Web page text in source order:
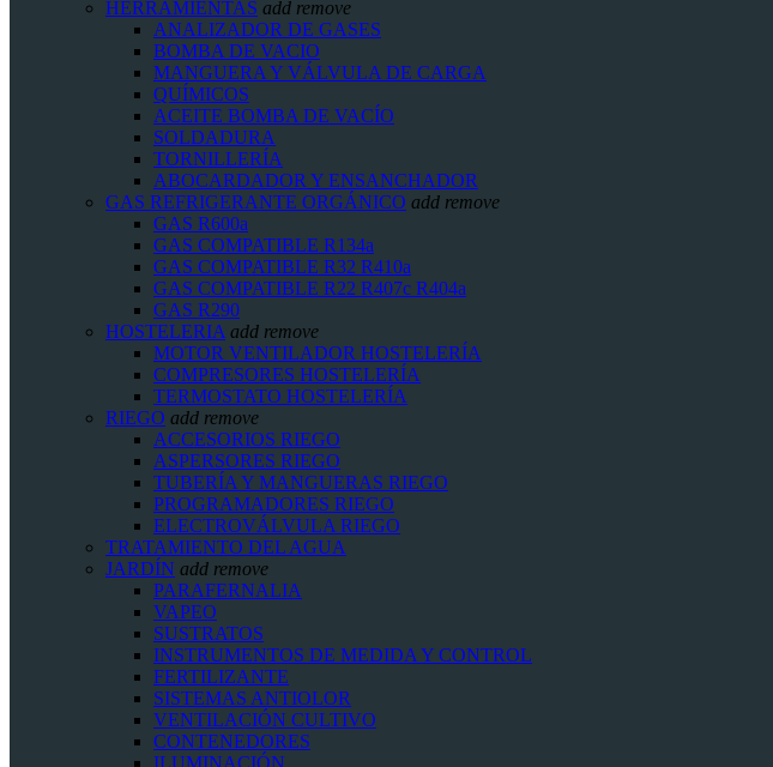
HERRAMIENTAS add remove
ANALIZADOR DE GASES
BOMBA DE VACIO
MANGUERA Y VÁLVULA DE CARGA
QUÍMICOS
ACEITE BOMBA DE VACÍO
SOLDADURA
TORNILLERÍA
ABOCARDADOR Y ENSANCHADOR
GAS REFRIGERANTE ORGÁNICO add remove
GAS R600a
GAS COMPATIBLE R134a
GAS COMPATIBLE R32 R410a
GAS COMPATIBLE R22 R407c R404a
GAS R290
HOSTELERIA add remove
MOTOR VENTILADOR HOSTELERÍA
COMPRESORES HOSTELERÍA
TERMOSTATO HOSTELERÍA
RIEGO add remove
ACCESORIOS RIEGO
ASPERSORES RIEGO
TUBERÍA Y MANGUERAS RIEGO
PROGRAMADORES RIEGO
ELECTROVÁLVULA RIEGO
TRATAMIENTO DEL AGUA
JARDÍN add remove
PARAFERNALIA
VAPEO
SUSTRATOS
INSTRUMENTOS DE MEDIDA Y CONTROL
FERTILIZANTE
SISTEMAS ANTIOLOR
VENTILACIÓN CULTIVO
CONTENEDORES